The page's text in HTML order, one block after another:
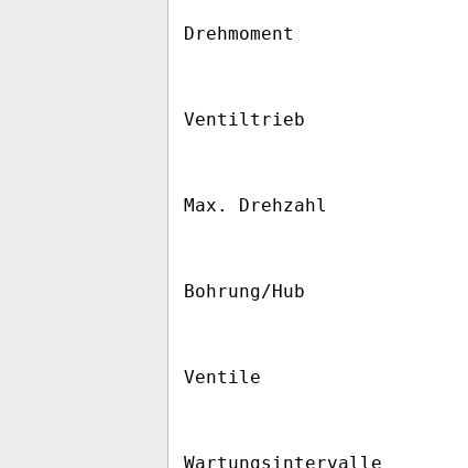
Drehmoment
Ventiltrieb
Max. Drehzahl
Bohrung/Hub
Ventile
Wartungsintervalle